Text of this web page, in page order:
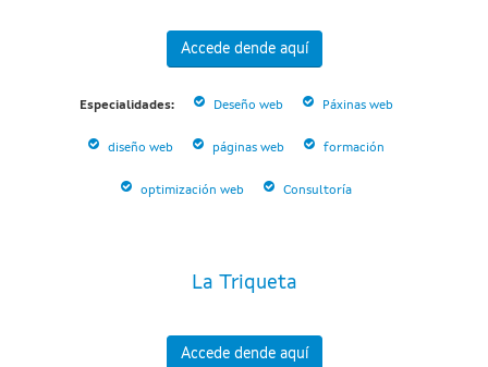
Accede dende aquí
Especialidades: Deseño web Páxinas web
diseño web páginas web formación
optimización web Consultoría
La Triqueta
Accede dende aquí